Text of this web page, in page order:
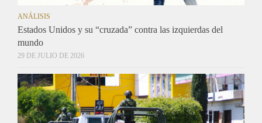
ANÁLISIS
Estados Unidos y su “cruzada” contra las izquierdas del
mundo
29 DE JULIO DE 2026